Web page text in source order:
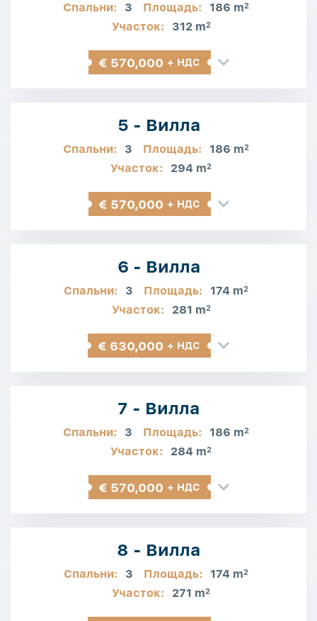
Спальни: 3 Площадь: 186 m2
Участок: 312 m2
€ 570,000 + НДС
5 - Вилла
Спальни: 3 Площадь: 186 m2
Участок: 294 m2
€ 570,000 + НДС
6 - Вилла
Спальни: 3 Площадь: 174 m2
Участок: 281 m2
€ 630,000 + НДС
7 - Вилла
Спальни: 3 Площадь: 186 m2
Участок: 284 m2
€ 570,000 + НДС
8 - Вилла
Спальни: 3 Площадь: 174 m2
Участок: 271 m2